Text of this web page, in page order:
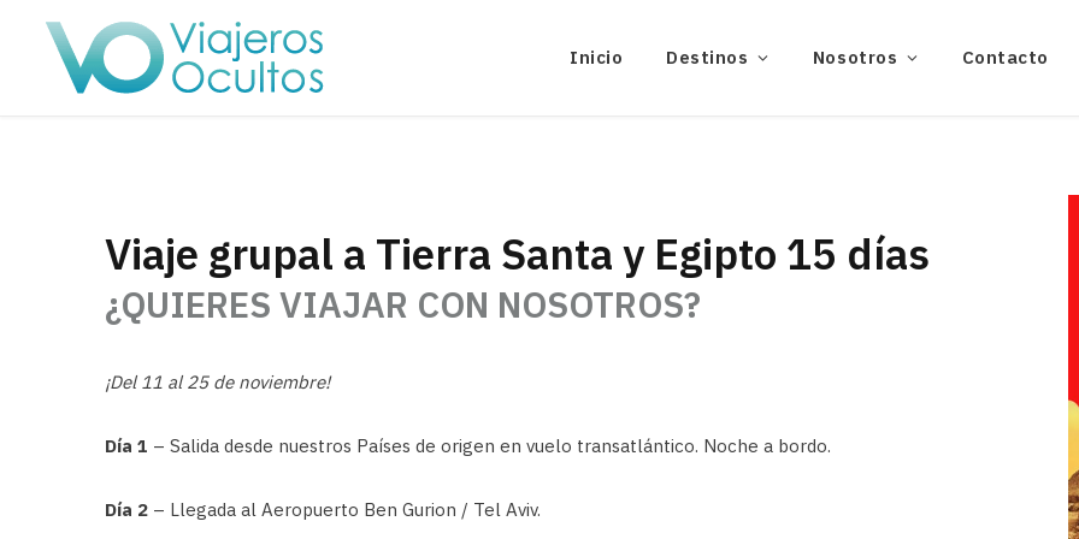
Inicio Destinos Nosotros Contacto
Viaje grupal a Tierra Santa y Egipto 15 días
¿QUIERES VIAJAR CON NOSOTROS?
¡Del 11 al 25 de noviembre!
Día 1 – Salida desde nuestros Países de origen en vuelo transatlántico. Noche a bordo.
Día 2 – Llegada al Aeropuerto Ben Gurion / Tel Aviv.